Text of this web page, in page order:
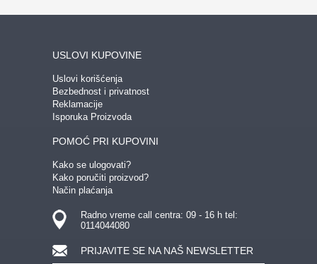
USLOVI KUPOVINE
Uslovi korišćenja
Bezbednost i privatnost
Reklamacije
Isporuka Proizvoda
POMOĆ PRI KUPOVINI
Kako se ulogovati?
Kako poručiti proizvod?
Način plaćanja
Radno vreme call centra: 09 - 16 h tel:
0114044080
PRIJAVITE SE NA NAŠ NEWSLETTER